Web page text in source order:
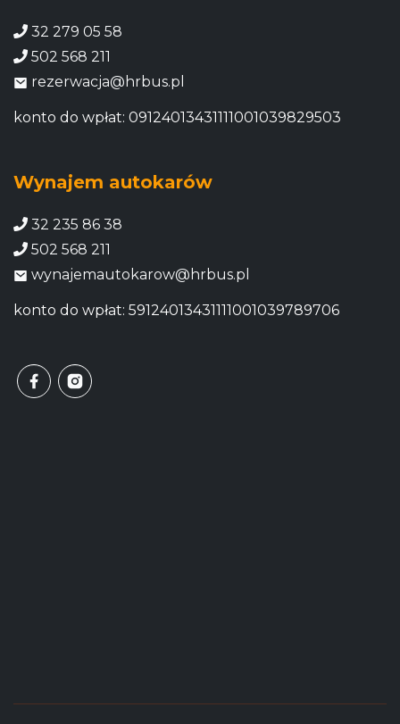
32 279 05 58
502 568 211
rezerwacja@hrbus.pl
konto do wpłat: 09124013431111001039829503
Wynajem autokarów
32 235 86 38
502 568 211
wynajemautokarow@hrbus.pl
konto do wpłat: 59124013431111001039789706